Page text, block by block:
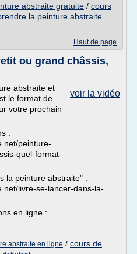
abstraite gratuite / cours
la peinture abstraite
Haut de page
ou grand châssis,
voir la vidéo
abstraite et
le format de
votre prochain
:
peinture-
quel-format-
la peinture abstraite" :
livre-se-lancer-dans-la-
en ligne :...
abstraite en ligne / cours de